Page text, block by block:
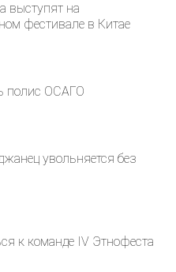
выступят на
фестивале в Китае
полис ОСАГО
увольняется без
к команде IV Этнофеста